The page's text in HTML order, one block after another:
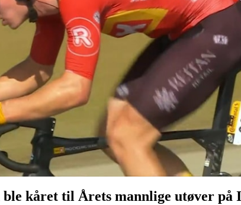
ble kåret til Årets mannlige utøver på